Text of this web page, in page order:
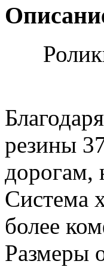
резины
дорогам,
Система
более
Размеры